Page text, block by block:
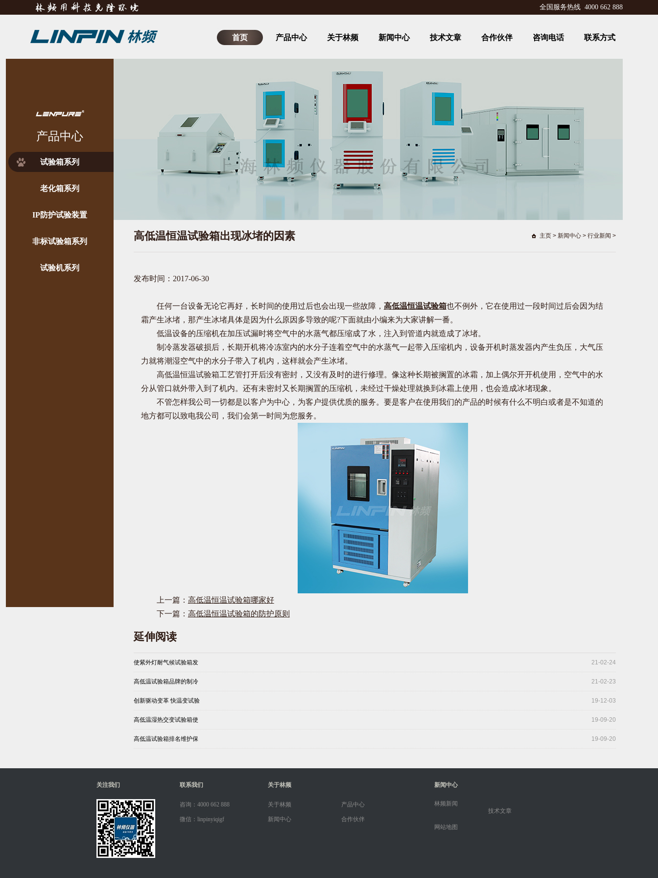
全国服务热线 4000 662 888
首页 产品中心 关于林频 新闻中心 技术文章 合作伙伴 咨询电话 联系方式
产品中心
试验箱系列
老化箱系列
IP防护试验装置
非标试验箱系列
试验机系列
高低温恒温试验箱出现冰堵的因素 主页 > 新闻中心 > 行业新闻 >
发布时间：2017-06-30
任何一台设备无论它再好，长时间的使用过后也会出现一些故障， 高低温恒温试验箱也不例外，它在使用过一段时间过后会因为结
霜产生冰堵，那产生冰堵具体是因为什么原因多导致的呢?下面就由小编来为大家讲解一番。
低温设备的压缩机在加压试漏时将空气中的水蒸气都压缩成了水，注入到管道内就造成了冰堵。
制冷蒸发器破损后，长期开机将冷冻室内的水分子连着空气中的水蒸气一起带入压缩机内，设备开机时蒸发器内产生负压，大气压
力就将潮湿空气中的水分子带入了机内，这样就会产生冰堵。
高低温恒温试验箱工艺管打开后没有密封，又没有及时的进行修理。像这种长期被搁置的冰霜，加上偶尔开开机使用，空气中的水
分从管口就外带入到了机内。还有未密封又长期搁置的压缩机，未经过干燥处理就换到冰霜上使用，也会造成冰堵现象。
不管怎样我公司一切都是以客户为中心，为客户提供优质的服务。要是客户在使用我们的产品的时候有什么不明白或者是不知道的
地方都可以致电我公司，我们会第一时间为您服务。
上一篇： 高低温恒温试验箱哪家好
下一篇： 高低温恒温试验箱的防护原则
延伸阅读
使紫外灯耐气候试验箱发 21-02-24
高低温试验箱品牌的制冷 21-02-23
创新驱动变革 快温变试验 19-12-03
高低温湿热交变试验箱使 19-09-20
高低温试验箱排名维护保 19-09-20
关注我们 联系我们
咨询：4000 662 888
微信：linpinyiqigf
关于林频
关于林频 产品中心
新闻中心 合作伙伴
新闻中心
林频新闻
技术文章
网站地图